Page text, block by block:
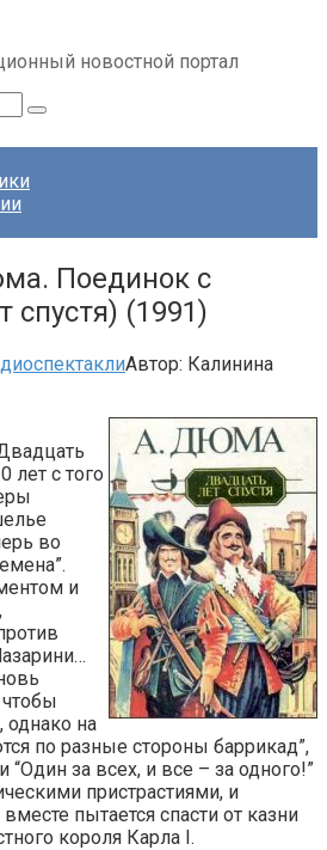
новостной портал
Поединок с
спустя) (1991)
Автор: Калинина
лет с того
во
и
однако на
по разные стороны баррикад”,
“Один за всех, и все – за одного!”
пристрастиями, и
пытается спасти от казни
короля Карла I.